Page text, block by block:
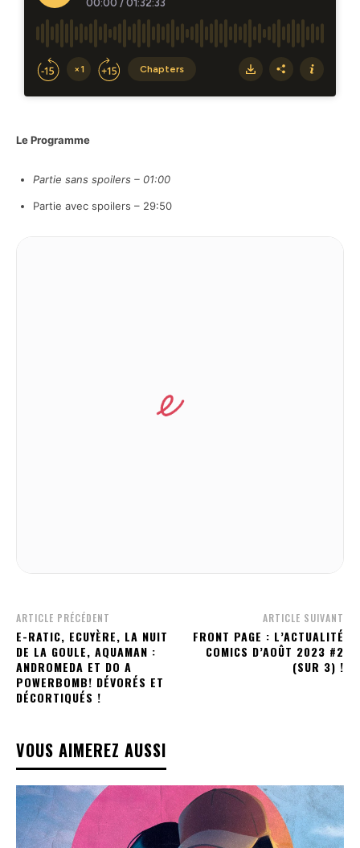
Le Programme
Partie sans spoilers – 01:00
Partie avec spoilers – 29:50
ARTICLE PRÉCÉDENT
E-RATIC, ECUYÈRE, LA NUIT
DE LA GOULE, AQUAMAN :
ANDROMEDA ET DO A
POWERBOMB! DÉVORÉS ET
DÉCORTIQUÉS !
ARTICLE SUIVANT
FRONT PAGE : L’ACTUALITÉ
COMICS D’AOÛT 2023 #2
(SUR 3) !
VOUS AIMEREZ AUSSI